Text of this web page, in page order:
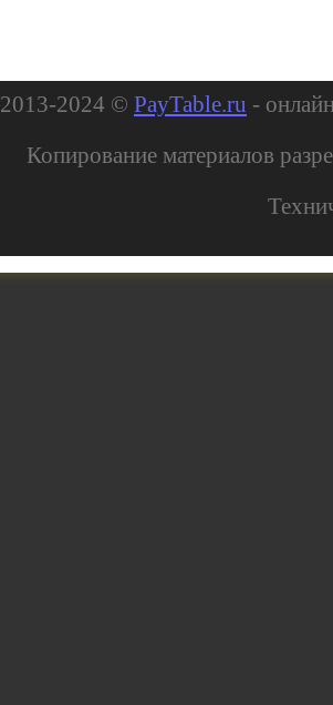
2013-2024 © PayTable.ru -
Копирование материалов